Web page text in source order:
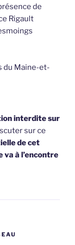
de
Rigault
du Maine-et-
interdite sur
sur ce
de cet
à l’encontre